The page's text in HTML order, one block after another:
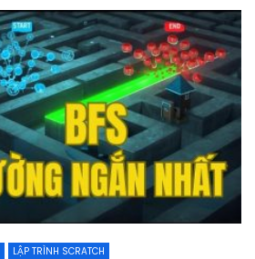
LẬP TRÌNH SCRATCH